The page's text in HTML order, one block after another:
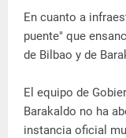
En cuanto a
puente" que
de Bilbao y de
El equipo de
Barakaldo no ha
instancia oficial